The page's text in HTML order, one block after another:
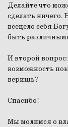
Делайте что
сделать ничего.
всецело себя
быть
И второй
возможность
веришь?
Спасибо!
Мы молимся о